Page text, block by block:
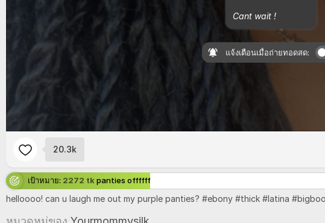
Cant wait !
แจ้งเตือนเมื่อถ่ายทอดสด:
20.3k
เป้าหมาย: 2272 tkpanties offffff
helloooo! can u laugh me out my purple panties? #ebony #thick #latina #